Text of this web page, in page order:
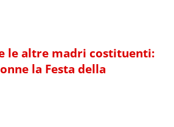
le altre madri costituenti:
la Festa della